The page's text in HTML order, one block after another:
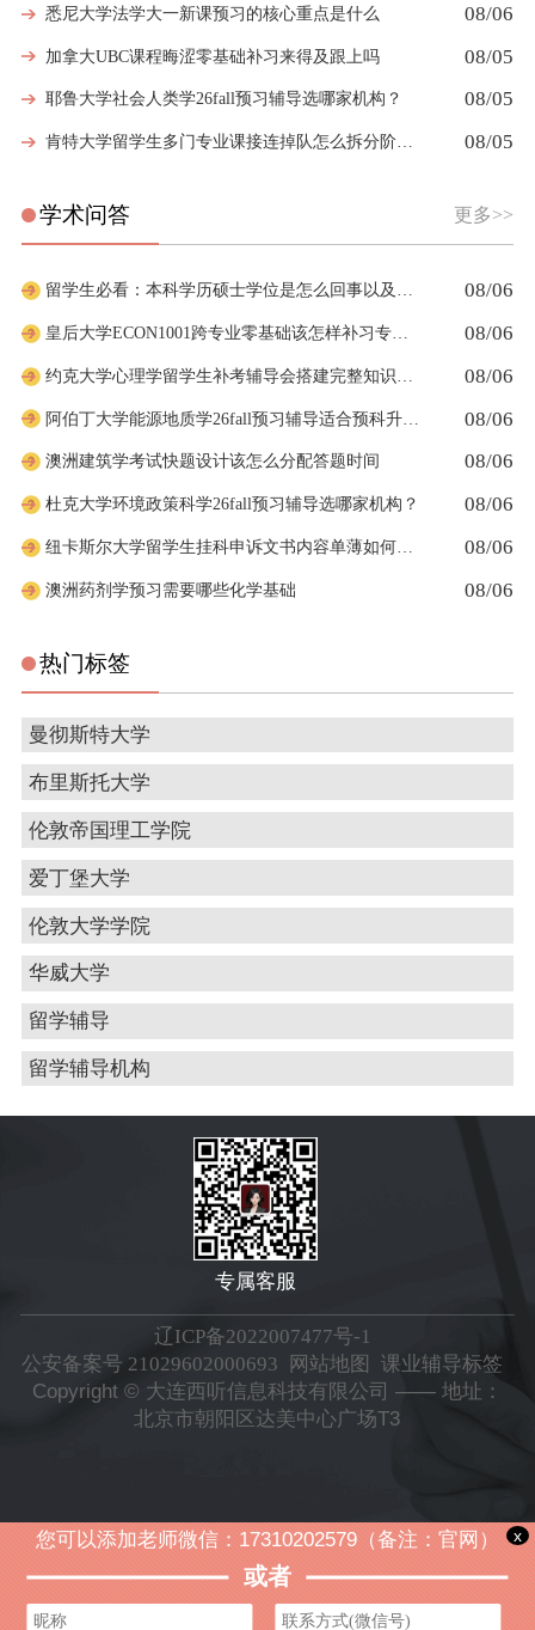
悉尼大学法学大一新课预习的核心重点是什么 08/06
加拿大UBC课程晦涩零基础补习来得及跟上吗 08/05
耶鲁大学社会人类学26fall预习辅导选哪家机构？ 08/05
肯特大学留学生多门专业课接连掉队怎么拆分阶段性补习计划 08/05
学术问答 更多>>
留学生必看：本科学历硕士学位是怎么回事以及如何影响考公 08/06
皇后大学ECON1001跨专业零基础该怎样补习专业课 08/06
08/06
阿伯丁大学能源地质学26fall预习辅导适合预科升本科吗 08/06
澳洲建筑学考试快题设计该怎么分配答题时间 08/06
杜克大学环境政策科学26fall预习辅导选哪家机构？ 08/06
纽卡斯尔大学留学生挂科申诉文书内容单薄如何充实材料 08/06
澳洲药剂学预习需要哪些化学基础 08/06
热门标签
曼彻斯特大学
布里斯托大学
伦敦帝国理工学院
爱丁堡大学
伦敦大学学院
华威大学
留学辅导
留学辅导机构
您可以添加老师微信：17310202579（备注：官网）
或者
x
专属客服
辽ICP备2022007477号-1
公安备案号 21029602000693
网站地图
课业辅导标签
Copyright © 大连西听信息科技有限公司 —— 地址：
北京市朝阳区达美中心广场T3